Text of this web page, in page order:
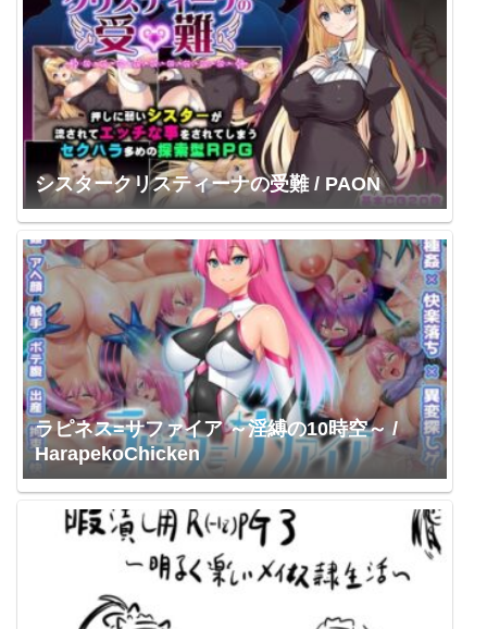
シスタークリスティーナの受難 / PAON
ラピネス=サファイア ～淫縛の10時空～ /
HarapekoChicken